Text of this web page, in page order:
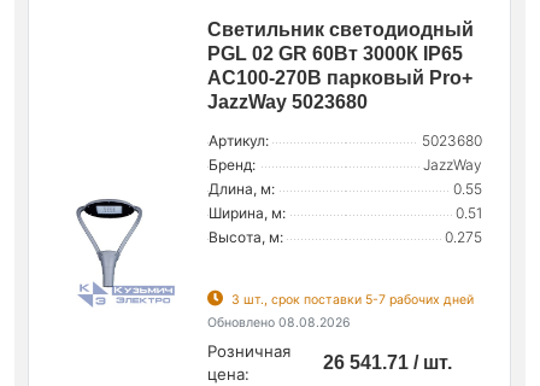
Светильник светодиодный
PGL 02 GR 60Вт 3000К IP65
AC100-270В парковый Pro+
JazzWay 5023680
Артикул:
5023680
Бренд:
JazzWay
Длина, м:
0.55
Ширина, м:
0.51
Высота, м:
0.275
3 шт., срок поставки 5-7 рабочих дней
Обновлено 08.08.2026
Розничная
цена:
26 541.71 / шт.